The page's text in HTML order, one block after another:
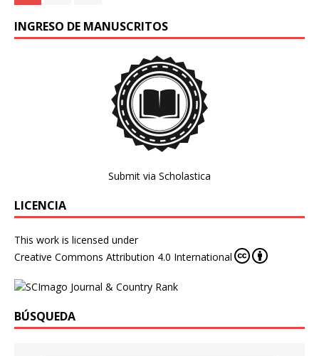
INGRESO DE MANUSCRITOS
Submit via Scholastica
LICENCIA
This work is licensed under
Creative Commons Attribution 4.0 International
BÚSQUEDA